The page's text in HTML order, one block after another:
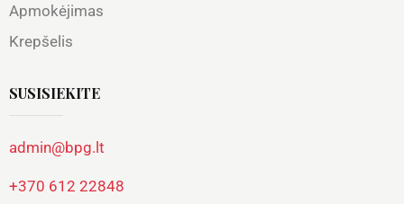
Apmokėjimas
Krepšelis
SUSISIEKITE
admin@bpg.lt
+370 612 22848